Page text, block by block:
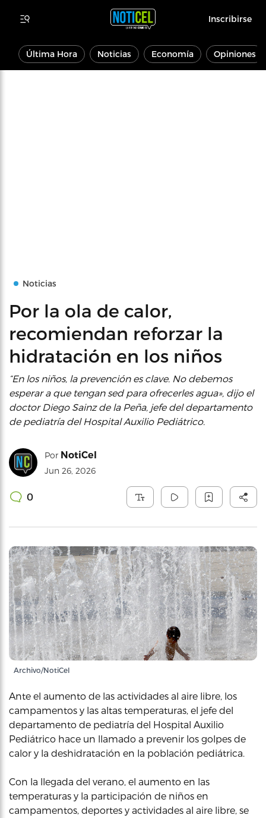
Inscribirse
Última Hora Noticias Economía Opiniones
Noticias
Por la ola de calor,
recomiendan reforzar la
hidratación en los niños
“En los niños, la prevención es clave. No debemos
esperar a que tengan sed para ofrecerles agua», dijo el
doctor Diego Sainz de la Peña, jefe del departamento
de pediatría del Hospital Auxilio Pediátrico.
Por NotiCel
Jun 26, 2026
0
Archivo/NotiCel
Ante el aumento de las actividades al aire libre, los
campamentos y las altas temperaturas, el jefe del
departamento de pediatría del Hospital Auxilio
Pediátrico hace un llamado a prevenir los golpes de
calor y la deshidratación en la población pediátrica.
Con la llegada del verano, el aumento en las
temperaturas y la participación de niños en
campamentos, deportes y actividades al aire libre, se